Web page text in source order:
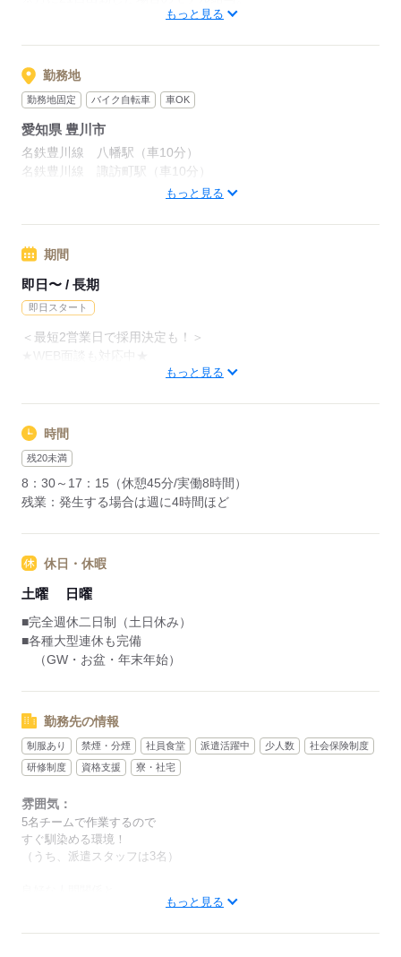
※残業なしの場合は225,000円～
◆昇給あり（年1回・4月）
◆食堂あり（給与天引き）
…出来立てのごはんが美味しいと評判！
【交通費備考】
■規定あり
＜最短2営業日で採用決定も！＞
もっと見る
勤務地
勤務地固定 バイク自転車 車OK
愛知県 豊川市
名鉄豊川線 八幡駅（車10分）
名鉄豊川線 諏訪町駅（車10分）
名鉄豊川線 稲荷口駅（車14分）
もっと見る
期間
即日〜 / 長期
即日スタート
＜最短2営業日で採用決定も！＞
★WEB面談も対応中★
応募する
もっと見る
時間
残20未満
8：30～17：15（休憩45分/実働8時間）
残業：発生する場合は週に4時間ほど
休日・休暇
土曜 日曜
■完全週休二日制（土日休み）
■各種大型連休も完備
（GW・お盆・年末年始）
勤務先の情報
制服あり 禁煙・分煙 社員食堂 派遣活躍中 少人数
社会保険制度
研修制度
資格支援 寮・社宅
雰囲気：
5名チームで作業するので
すぐ馴染める環境！
（うち、派遣スタッフは3名）
もっと見る